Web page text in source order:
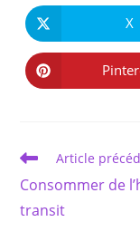
Ouvrir
dans
une
X
dans
Read
articles
Article
Consommer de
transit